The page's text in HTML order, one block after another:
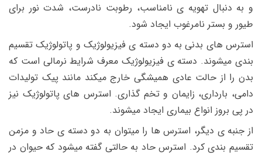
و به دنبال تهویه ی نامناسب، رطوبت نادرست، شدت نور برای
طیور و بستر نامرغوب ایجاد شود.
استرس های بدنی به دو دسته ی فیزیولوژیک و پاتولوژیک تقسیم
بندی میشوند. دسته ی فیزیولوژیک معرف شرایط نرمالی است که
بدن را از حالت عادی همیشگی خارج میکند مانند پیک تولیدات
دامی، بارداری، زایمان و تخم گذاری. استرس های پاتولوژیک نیز
در پی بروز انواع بیماری ایجاد میشوند.
از جنبه ی دیگر، استرس ها را میتوان به دو دسته ی حاد و مزمن
تقسیم بندی کرد. استرس حاد به حالتی گفته میشود که حیوان در